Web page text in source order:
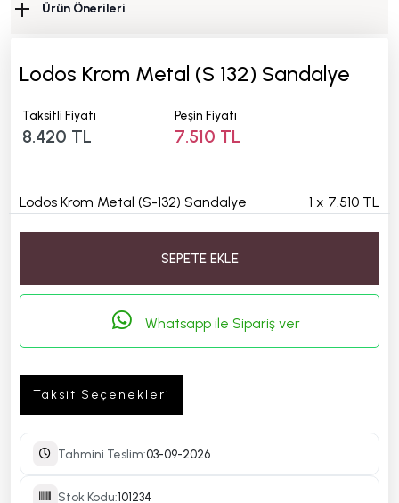
Ürün Önerileri
Lodos Krom Metal (S 132) Sandalye
Taksitli Fiyatı
8.420 TL
Peşin Fiyatı
7.510 TL
Lodos Krom Metal (S-132) Sandalye 1 x 7.510 TL
SEPETE EKLE
Whatsapp ile Sipariş ver
Taksit Seçenekleri
Tahmini Teslim:03-09-2026
Stok Kodu:101234